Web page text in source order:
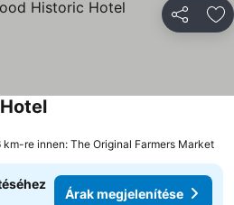
km-re innen: The Original Farmers Market
Árak megjelenítése